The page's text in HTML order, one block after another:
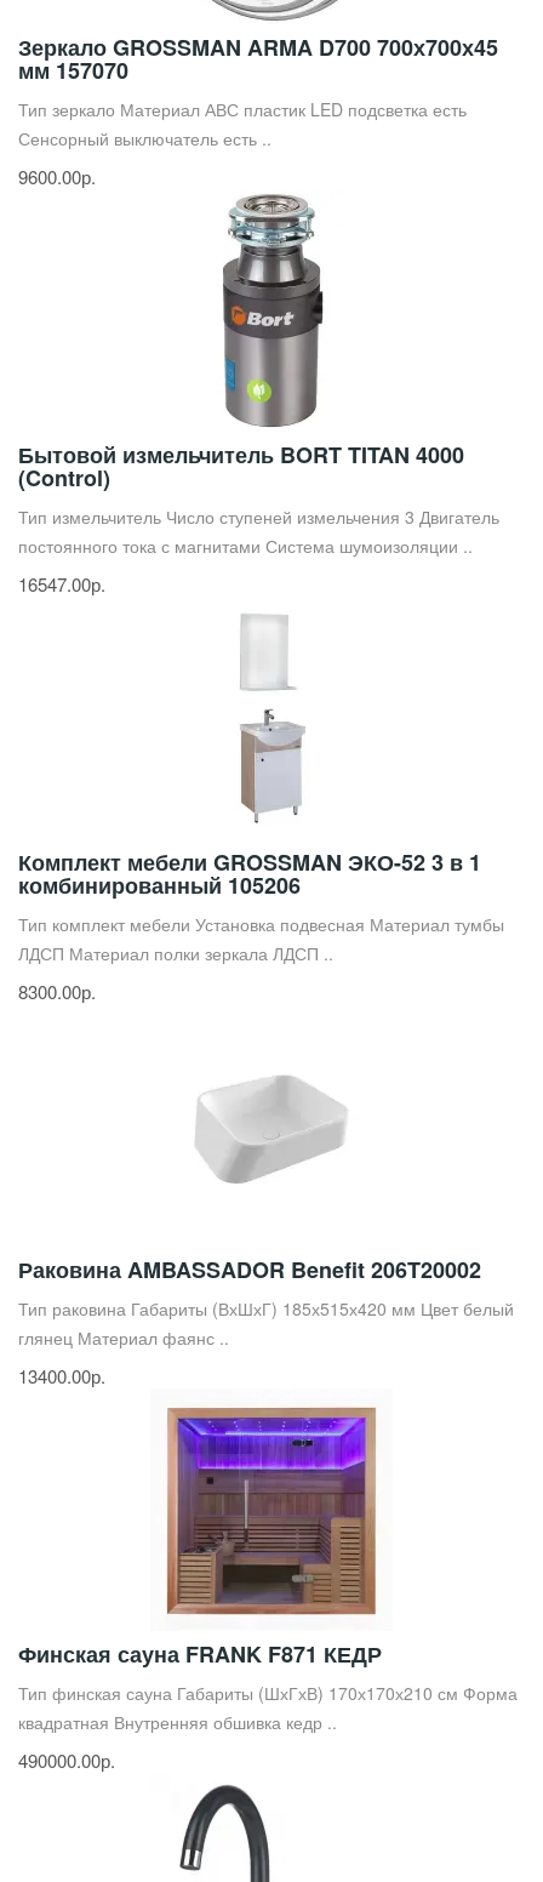
Зеркало GROSSMAN ARMA D700 700х700х45
мм 157070
Тип зеркало Материал АВС пластик LED подсветка есть
Сенсорный выключатель есть ..
9600.00р.
Бытовой измельчитель BORT TITAN 4000
(Control)
Тип измельчитель Число ступеней измельчения 3 Двигатель
постоянного тока с магнитами Система шумоизоляции ..
16547.00р.
Комплект мебели GROSSMAN ЭКО-52 3 в 1
комбинированный 105206
Тип комплект мебели Установка подвесная Материал тумбы
ЛДСП Материал полки зеркала ЛДСП ..
8300.00р.
Раковина AMBASSADOR Benefit 206T20002
Тип раковина Габариты (ВхШхГ) 185х515х420 мм Цвет белый
глянец Материал фаянс ..
13400.00р.
Финская сауна FRANK F871 КЕДР
Тип финская сауна Габариты (ШхГхВ) 170х170х210 см Форма
квадратная Внутренняя обшивка кедр ..
490000.00р.